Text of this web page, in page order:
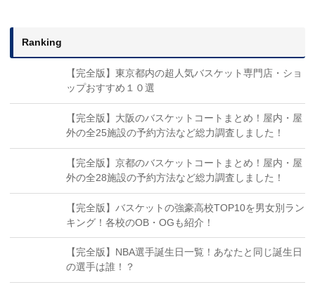
Ranking
【完全版】東京都内の超人気バスケット専門店・ショ
ップおすすめ１０選
【完全版】大阪のバスケットコートまとめ！屋内・屋
外の全25施設の予約方法など総力調査しました！
【完全版】京都のバスケットコートまとめ！屋内・屋
外の全28施設の予約方法など総力調査しました！
【完全版】バスケットの強豪高校TOP10を男女別ラン
キング！各校のOB・OGも紹介！
【完全版】NBA選手誕生日一覧！あなたと同じ誕生日
の選手は誰！？